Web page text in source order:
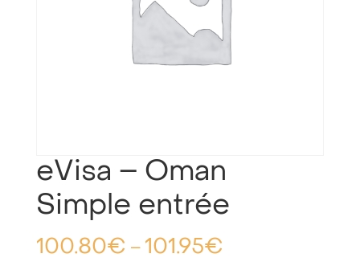
eVisa – Oman
Simple entrée
100.80€ – 101.95€